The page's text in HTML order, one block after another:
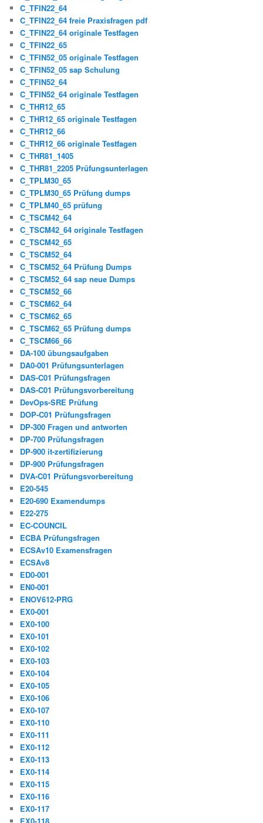
C_TFIN22_64
C_TFIN22_64 freie Praxisfragen pdf
C_TFIN22_64 originale Testfagen
C_TFIN22_65
C_TFIN52_05 originale Testfagen
C_TFIN52_05 sap Schulung
C_TFIN52_64
C_TFIN52_64 originale Testfagen
C_THR12_65
C_THR12_65 originale Testfagen
C_THR12_66
C_THR12_66 originale Testfagen
C_THR81_1405
C_THR81_2205 Prüfungsunterlagen
C_TPLM30_65
C_TPLM30_65 Prüfung dumps
C_TPLM40_65 prüfung
C_TSCM42_64
C_TSCM42_64 originale Testfagen
C_TSCM42_65
C_TSCM52_64
C_TSCM52_64 Prüfung Dumps
C_TSCM52_64 sap neue Dumps
C_TSCM52_66
C_TSCM62_64
C_TSCM62_65
C_TSCM62_65 Prüfung dumps
C_TSCM66_66
DA-100 übungsaufgaben
DA0-001 Prüfungsunterlagen
DAS-C01 Prüfungsfragen
DAS-C01 Prüfungsvorbereitung
DevOps-SRE Prüfung
DOP-C01 Prüfungsfragen
DP-300 Fragen und antworten
DP-700 Prüfungsfragen
DP-900 it-zertifizierung
DP-900 Prüfungsfragen
DVA-C01 Prüfungsvorbereitung
E20-545
E20-690 Examendumps
E22-275
EC-COUNCIL
ECBA Prüfungsfragen
ECSAv10 Examensfragen
ECSAv8
ED0-001
EN0-001
ENOV612-PRG
EX0-001
EX0-100
EX0-101
EX0-102
EX0-103
EX0-104
EX0-105
EX0-106
EX0-107
EX0-110
EX0-111
EX0-112
EX0-113
EX0-114
EX0-115
EX0-116
EX0-117